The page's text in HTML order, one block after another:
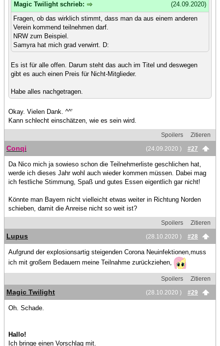
(24.09.2020)
Magic Twilight schrieb:
Fragen, ob das wirklich stimmt, dass man da aus einem anderen
Verein kommend teilnehmen darf.
NRW zum Beispiel.
Samyra hat mich grad verwirrt. D:
Es ist für alle offen. Darum steht das auch im Titel und deswegen
gibt es auch einen Preis für Nicht-Mitglieder.
Habe alles nachgetragen.
Okay. Vielen Dank. ^^'
Kann schlecht einschätzen, wie es sein wird.
Spoilers
Zitieren
(24.09.2020 )
#27
Conqi
Da Nico mich ja sowieso schon die Teilnehmerliste geschlichen hat,
werde ich dieses Jahr wohl auch wieder kommen müssen. Dabei mag
ich festliche Stimmung, Spaß und gutes Essen eigentlich gar nicht!
Könnte man Bayern nicht vielleicht etwas weiter in Richtung Norden
schieben, damit die Anreise nicht so weit ist?
Spoilers
Zitieren
(28.10.2020 )
#28
Lupus
Aufgrund der explosionsartig steigenden Corona Neuinfektionen,muss
ich mit großem Bedauern meine Teilnahme zurückziehen,
Spoilers
Zitieren
(28.10.2020 )
#29
Magic Twilight
Oh. Schade.
Hallo!
Ich bringe einen Vorschlag mit.